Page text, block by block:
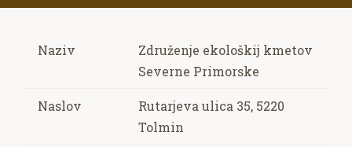
Naziv
Združenje ekološkij kmetov
Severne Primorske
Naslov
Rutarjeva ulica 35, 5220
Tolmin